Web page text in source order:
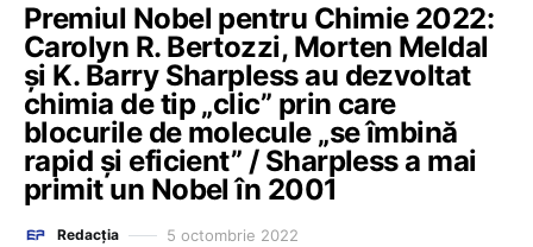
Premiul Nobel pentru Chimie 2022:
Carolyn R. Bertozzi, Morten Meldal
și K. Barry Sharpless au dezvoltat
chimia de tip „clic” prin care
blocurile de molecule „se îmbină
rapid și eficient” / Sharpless a mai
primit un Nobel în 2001
Redacția 5 octombrie 2022